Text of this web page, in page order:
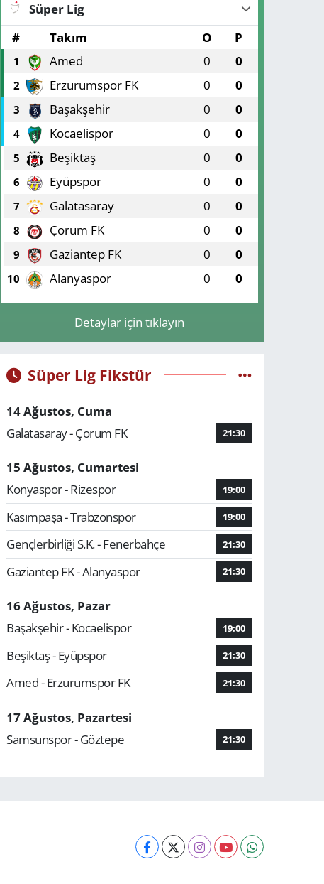
Süper Lig
#
Takım O P
1 Amed 0 0
2 Erzurumspor FK 0 0
3 Başakşehir 0 0
4 Kocaelispor 0 0
5 Beşiktaş 0 0
6 Eyüpspor 0 0
7 Galatasaray 0 0
8 Çorum FK 0 0
9 Gaziantep FK 0 0
10 Alanyaspor 0 0
Detaylar için tıklayın
Süper Lig Fikstür
14 Ağustos, Cuma
Galatasaray - Çorum FK
21:30
15 Ağustos, Cumartesi
Konyaspor - Rizespor
19:00
Kasımpaşa - Trabzonspor 19:00
Gençlerbirliği S.K. - Fenerbahçe 21:30
Gaziantep FK - Alanyaspor 21:30
16 Ağustos, Pazar
Başakşehir - Kocaelispor
19:00
Beşiktaş - Eyüpspor 21:30
Amed - Erzurumspor FK 21:30
17 Ağustos, Pazartesi
Samsunspor - Göztepe
21:30